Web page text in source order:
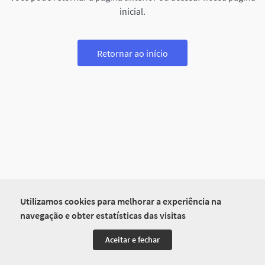
Utilizamos cookies para melhorar a experiência na
navegação e obter estatísticas das visitas
Aceitar e fechar
inicial.
Retornar ao início